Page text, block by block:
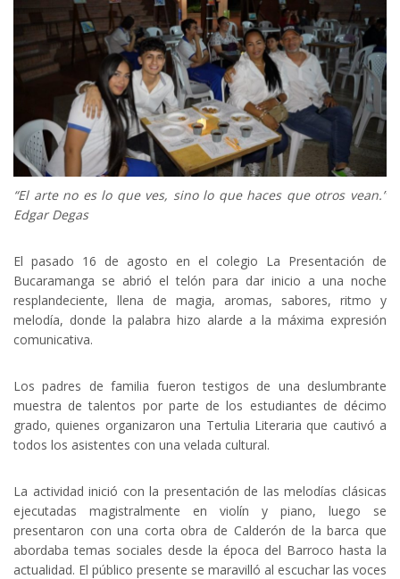
“El arte no es lo que ves, sino lo que haces que otros vean.”
Edgar Degas
El pasado 16 de agosto en el colegio La Presentación de
Bucaramanga se abrió el telón para dar inicio a una noche
resplandeciente, llena de magia, aromas, sabores, ritmo y
melodía, donde la palabra hizo alarde a la máxima expresión
comunicativa.
Los padres de familia fueron testigos de una deslumbrante
muestra de talentos por parte de los estudiantes de décimo
grado, quienes organizaron una Tertulia Literaria que cautivó a
todos los asistentes con una velada cultural.
La actividad inició con la presentación de las melodías clásicas
ejecutadas magistralmente en violín y piano, luego se
presentaron con una corta obra de Calderón de la barca que
abordaba temas sociales desde la época del Barroco hasta la
actualidad. El público presente se maravilló al escuchar las voces